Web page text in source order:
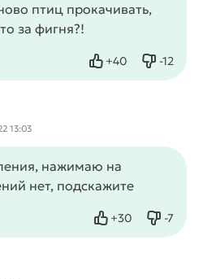
птиц прокачивать,
за фигня?!
+40
Нравится -12
Не
13:03
нажимаю на
нет, подскажите
+30
Нравится -7
Не